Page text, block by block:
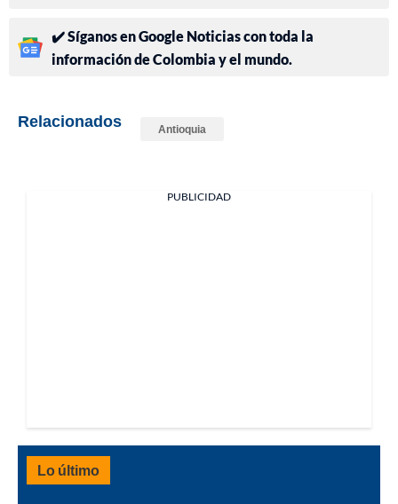
✔️ Síganos en Google Noticias con toda la
información de Colombia y el mundo.
Relacionados Antioquia
PUBLICIDAD
Lo último